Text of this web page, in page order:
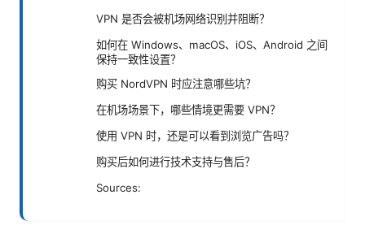
VPN 是否会被机场网络识别并阻断？
如何在 Windows、macOS、iOS、Android 之间
保持一致性设置？
购买 NordVPN 时应注意哪些坑？
在机场场景下，哪些情境更需要 VPN？
使用 VPN 时，还是可以看到浏览广告吗？
购买后如何进行技术支持与售后？
Sources: